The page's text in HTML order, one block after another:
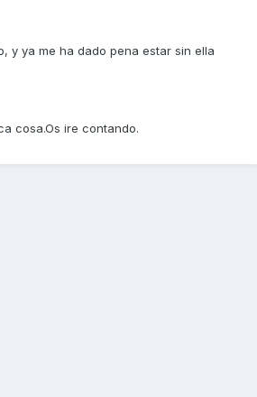
y ya me ha dado pena estar sin ella
cosa.Os ire contando.